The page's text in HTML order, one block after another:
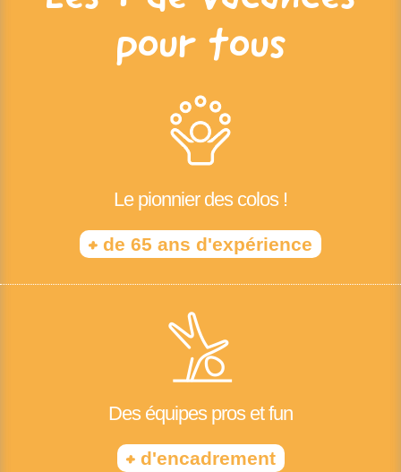
pour tous
Le pionnier des colos !
+ de 65 ans d'expérience
Des équipes pros et fun
+d'encadrement